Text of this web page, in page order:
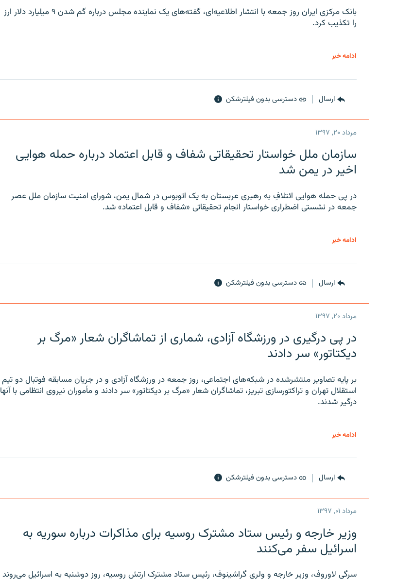
بانک مرکزی ایران روز جمعه با انتشار اطلاعیه‌ای، گفته‌های یک نماینده مجلس درباره گم شدن ۹ میلیارد دلار ارز
را تکذیب کرد.
ادامه خبر
ارسال دسترسی بدون فیلترشکن
مرداد ۲۰, ۱۳۹۷
سازمان ملل خواستار تحقیقاتی شفاف و قابل اعتماد درباره حمله هوایی
اخیر در یمن شد
در پی حمله هوایی ائتلافِ به رهبری عربستان به یک اتوبوس در شمال یمن، شورای امنیت سازمان ملل عصر
جمعه در نشستی اضطراری خواستار انجام تحقیقاتی «شفاف و قابل اعتماد» شد.
ادامه خبر
ارسال دسترسی بدون فیلترشکن
مرداد ۲۰, ۱۳۹۷
در پی درگیری در ورزشگاه آزادی، شماری از تماشاگران شعار «مرگ بر
دیکتاتور» سر دادند
بر پایه تصاویر منتشرشده در شبکه‌های اجتماعی، روز جمعه در ورزشگاه آزادی و در جریان مسابقه فوتبال دو تیم
استقلال تهران و تراکتورسازی تبریز، تماشاگران شعار «مرگ بر دیکتاتور» سر دادند و مأموران نیروی انتظامی با آنها
درگیر شدند.
ادامه خبر
ارسال دسترسی بدون فیلترشکن
مرداد ۰۱, ۱۳۹۷
وزیر خارجه و رئیس‌ ستاد مشترک روسیه برای مذاکرات درباره سوریه به
اسرائیل سفر می‌کنند
سرگی لاوروف، وزیر خارجه و ولری گراشینوف، رئیس ستاد مشترک ارتش روسیه، روز دوشنبه به اسرائیل می‌روند